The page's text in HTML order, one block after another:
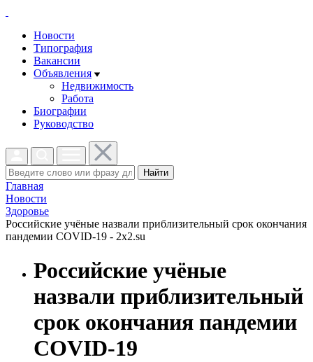
Новости
Типография
Вакансии
Объявления
Недвижимость
Работа
Биографии
Руководство
Найти
Главная
Новости
Здоровье
Российские учёные назвали приблизительный срок окончания
пандемии COVID-19 - 2x2.su
Российские учёные
назвали приблизительный
срок окончания пандемии
COVID-19